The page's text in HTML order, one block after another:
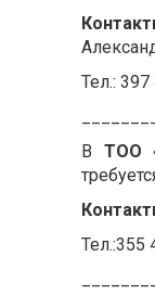
Тел.: 397
В ТОО
Тел.:355